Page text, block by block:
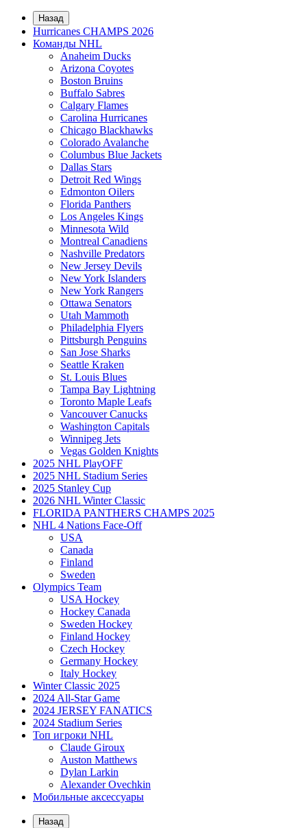
Назад
Hurricanes CHAMPS 2026
Команды NHL
Anaheim Ducks
Arizona Coyotes
Boston Bruins
Buffalo Sabres
Calgary Flames
Carolina Hurricanes
Chicago Blackhawks
Colorado Avalanche
Columbus Blue Jackets
Dallas Stars
Detroit Red Wings
Edmonton Oilers
Florida Panthers
Los Angeles Kings
Minnesota Wild
Montreal Canadiens
Nashville Predators
New Jersey Devils
New York Islanders
New York Rangers
Ottawa Senators
Utah Mammoth
Philadelphia Flyers
Pittsburgh Penguins
San Jose Sharks
Seattle Kraken
St. Louis Blues
Tampa Bay Lightning
Toronto Maple Leafs
Vancouver Canucks
Washington Capitals
Winnipeg Jets
Vegas Golden Knights
2025 NHL PlayOFF
2025 NHL Stadium Series
2025 Stanley Cup
2026 NHL Winter Classic
FLORIDA PANTHERS CHAMPS 2025
NHL 4 Nations Face-Off
USA
Canada
Finland
Sweden
Olympics Team
USA Hockey
Hockey Canada
Sweden Hockey
Finland Hockey
Czech Hockey
Germany Hockey
Italy Hockey
Winter Classic 2025
2024 All-Star Game
2024 JERSEY FANATICS
2024 Stadium Series
Топ игроки NHL
Claude Giroux
Auston Matthews
Dylan Larkin
Alexander Ovechkin
Мобильные аксессуары
Назад